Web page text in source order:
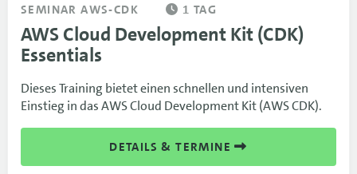
SEMINAR AWS-CDK 1 TAG
AWS Cloud Development Kit (CDK)
Essentials
Dieses Training bietet einen schnellen und intensiven
Einstieg in das AWS Cloud Development Kit (AWS CDK).
DETAILS & TERMINE